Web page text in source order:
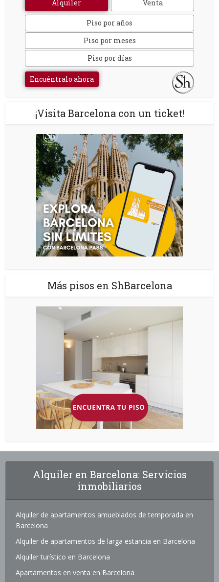
Alquiler Venta
Piso por años
Piso por meses
Piso por días
Encuéntralo ahora
¡Visita Barcelona con un ticket!
Más pisos en ShBarcelona
Alquiler en Barcelona: Servicios
inmobiliarios
Alquiler de apartamentos amueblados de temporada en
Barcelona
Alquiler de apartamentos de larga estancia en Barcelona
Alquiler turístico en Barcelona
Apartamentos en venta en Barcelona